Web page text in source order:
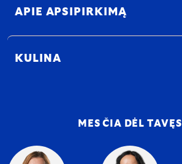
APIE APSIPIRKIMĄ
KULINA
MES ČIA DĖL TAVĘS